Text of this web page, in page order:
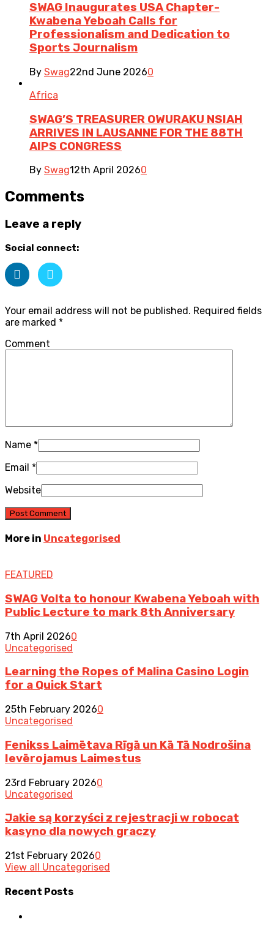
SWAG Inaugurates USA Chapter-
Kwabena Yeboah Calls for
Professionalism and Dedication to
Sports Journalism
By Swag22nd June 20260
Africa
SWAG’S TREASURER OWURAKU NSIAH
ARRIVES IN LAUSANNE FOR THE 88TH
AIPS CONGRESS
By Swag12th April 20260
Comments
Leave a reply
Social connect:
Your email address will not be published. Required fields
are marked *
Comment
Name *
Email *
Website
More in Uncategorised
FEATURED
SWAG Volta to honour Kwabena Yeboah with
Public Lecture to mark 8th Anniversary
7th April 20260
Uncategorised
Learning the Ropes of Malina Casino Login
for a Quick Start
25th February 20260
Uncategorised
Fenikss Laimētava Rīgā un Kā Tā Nodrošina
Ievērojamus Laimestus
23rd February 20260
Uncategorised
Jakie są korzyści z rejestracji w robocat
kasyno dla nowych graczy
21st February 20260
View all Uncategorised
Recent Posts